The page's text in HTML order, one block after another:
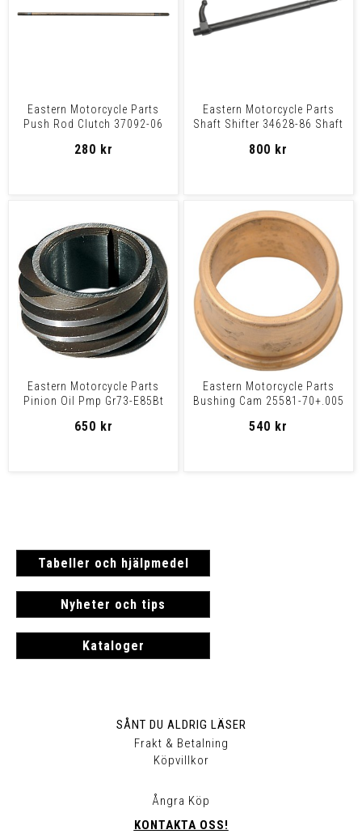
Eastern Motorcycle Parts
Push Rod Clutch 37092-06
280 kr
Eastern Motorcycle Parts
Shaft Shifter 34628-86 Shaft
800 kr
Eastern Motorcycle Parts
Pinion Oil Pmp Gr73-E85Bt
650 kr
Eastern Motorcycle Parts
Bushing Cam 25581-70+.005
540 kr
Tabeller och hjälpmedel
Nyheter och tips
Kataloger
SÅNT DU ALDRIG LÄSER
Frakt & Betalning
Köpvillkor
Ångra Köp
KONTAKTA OSS!